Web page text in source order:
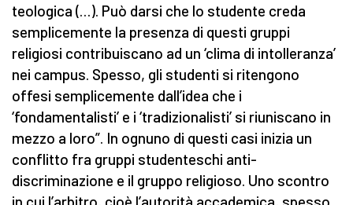
teologica (…). Può darsi che lo studente creda
semplicemente la presenza di questi gruppi
religiosi contribuiscano ad un ‘clima di intolleranza’
nei campus. Spesso, gli studenti si ritengono
offesi semplicemente dall’idea che i
‘fondamentalisti’ e i ‘tradizionalisti’ si riuniscano in
mezzo a loro”. In ognuno di questi casi inizia un
conflitto fra gruppi studenteschi anti-
discriminazione e il gruppo religioso. Uno scontro